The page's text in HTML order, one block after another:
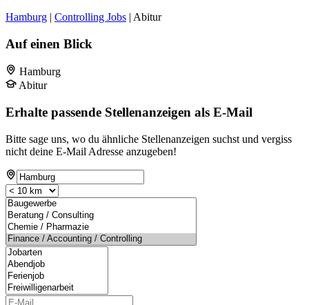
Hamburg | Controlling Jobs | Abitur
Auf einen Blick
Hamburg
Abitur
Erhalte passende Stellenanzeigen als E-Mail
Bitte sage uns, wo du ähnliche Stellenanzeigen suchst und vergiss
nicht deine E-Mail Adresse anzugeben!